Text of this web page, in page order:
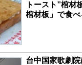
トースト”棺材
棺材板」で食べ
台中国家歌劇